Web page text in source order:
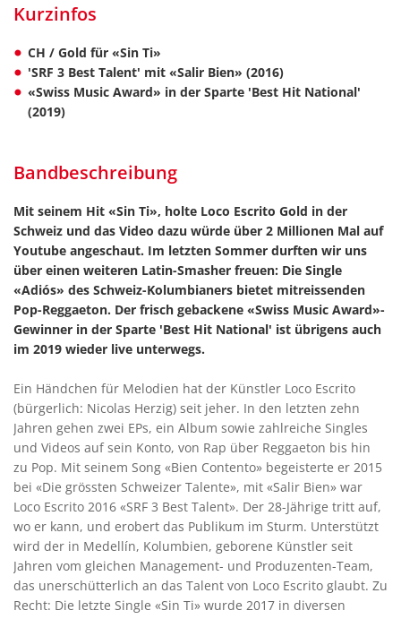
Kurzinfos
CH / Gold für «Sin Ti»
'SRF 3 Best Talent' mit «Salir Bien» (2016)
«Swiss Music Award» in der Sparte 'Best Hit National'
(2019)
Bandbeschreibung
Mit seinem Hit «Sin Ti», holte Loco Escrito Gold in der
Schweiz und das Video dazu würde über 2 Millionen Mal auf
Youtube angeschaut. Im letzten Sommer durften wir uns
über einen weiteren Latin-Smasher freuen: Die Single
«Adiós» des Schweiz-Kolumbianers bietet mitreissenden
Pop-Reggaeton. Der frisch gebackene «Swiss Music Award»-
Gewinner in der Sparte 'Best Hit National' ist übrigens auch
im 2019 wieder live unterwegs.
Ein Händchen für Melodien hat der Künstler Loco Escrito
(bürgerlich: Nicolas Herzig) seit jeher. In den letzten zehn
Jahren gehen zwei EPs, ein Album sowie zahlreiche Singles
und Videos auf sein Konto, von Rap über Reggaeton bis hin
zu Pop. Mit seinem Song «Bien Contento» begeisterte er 2015
bei «Die grössten Schweizer Talente», mit «Salir Bien» war
Loco Escrito 2016 «SRF 3 Best Talent». Der 28-Jährige tritt auf,
wo er kann, und erobert das Publikum im Sturm. Unterstützt
wird der in Medellín, Kolumbien, geborene Künstler seit
Jahren vom gleichen Management- und Produzenten-Team,
das unerschütterlich an das Talent von Loco Escrito glaubt. Zu
Recht: Die letzte Single «Sin Ti» wurde 2017 in diversen